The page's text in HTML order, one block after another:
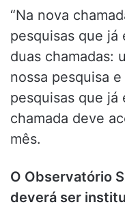
“Na nova
pesquisas que já
duas chamadas:
nossa pesquisa
pesquisas que já
chamada deve
mês.
O Observatório
deverá ser